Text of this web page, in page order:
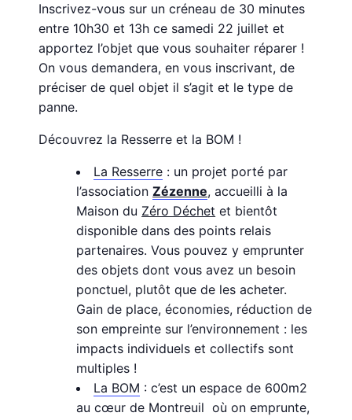
Inscrivez-vous sur un créneau de 30 minutes
entre 10h30 et 13h ce samedi 22 juillet et
apportez l’objet que vous souhaiter réparer !
On vous demandera, en vous inscrivant, de
préciser de quel objet il s’agit et le type de
panne.
Découvrez la Resserre et la BOM !
La Resserre : un projet porté par
l’associationZézenne, accueilli à la
Maison du Zéro Déchet et bientôt
disponible dans des points relais
partenaires. Vous pouvez y emprunter
des objets dont vous avez un besoin
ponctuel, plutôt que de les acheter.
Gain de place, économies, réduction de
son empreinte sur l’environnement : les
impacts individuels et collectifs sont
multiples !
La BOM : c’est un espace de 600m2
au cœur de Montreuil où on emprunte,